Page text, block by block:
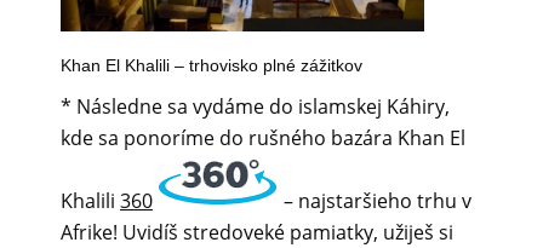
Khan El Khalili – trhovisko plné zážitkov
* Následne sa vydáme do islamskej Káhiry,
kde sa ponoríme do rušného bazára Khan El
Khalili 360
– najstaršieho trhu v
Afrike! Uvidíš stredoveké pamiatky, užiješ si